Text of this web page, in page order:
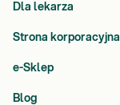
Dla lekarza
Strona korporacyjna
e-Sklep
Blog